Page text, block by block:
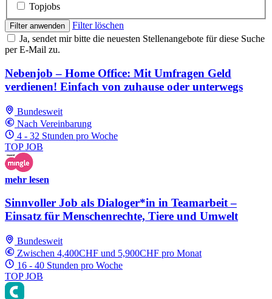
Topjobs
Filter anwenden
Filter löschen
Ja, sendet mir bitte die neuesten Stellenangebote für diese Suche
per E-Mail zu.
Nebenjob – Home Office: Mit Umfragen Geld
verdienen! Einfach von zuhause oder unterwegs
Bundesweit
Nach Vereinbarung
4 - 32 Stunden pro Woche
TOP JOB
mehr lesen
Sinnvoller Job als Dialoger*in in Teamarbeit –
Einsatz für Menschenrechte, Tiere und Umwelt
Bundesweit
Zwischen 4,400CHF und 5,900CHF pro Monat
16 - 40 Stunden pro Woche
TOP JOB